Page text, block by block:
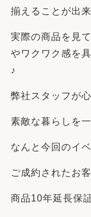
揃えることが出来
実際の商品を見
やワクワク感を
♪
弊社スタッフが
素敵な暮らしを
なんと今回のイ
ご成約されたお
商品10年延長保